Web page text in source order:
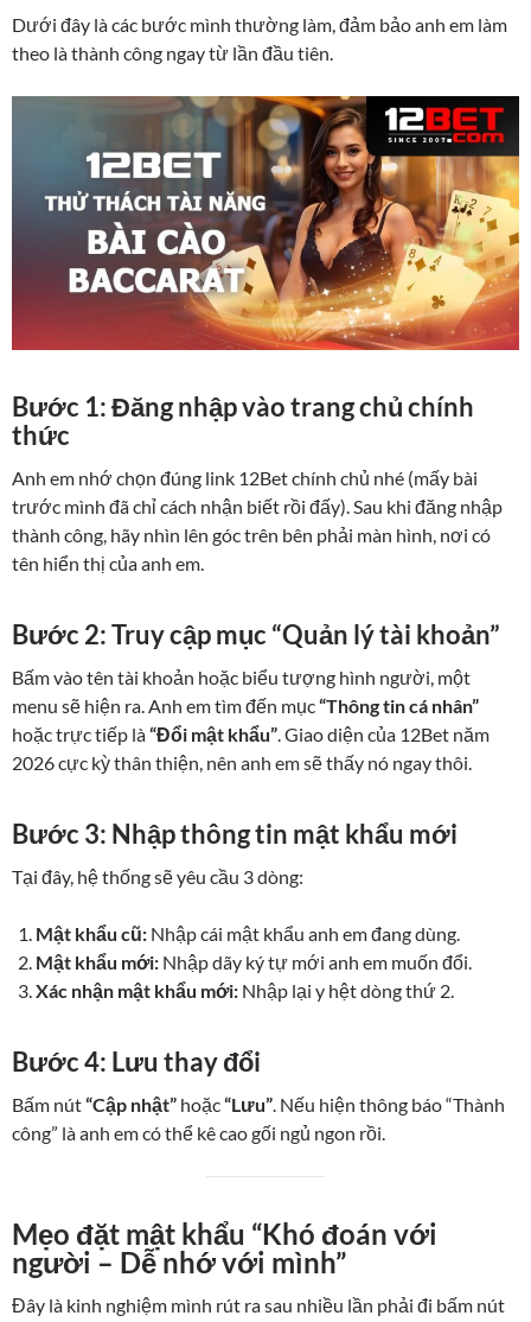
Dưới đây là các bước mình thường làm, đảm bảo anh em làm
theo là thành công ngay từ lần đầu tiên.
Bước 1: Đăng nhập vào trang chủ chính
thức
Anh em nhớ chọn đúng link 12Bet chính chủ nhé (mấy bài
trước mình đã chỉ cách nhận biết rồi đấy). Sau khi đăng nhập
thành công, hãy nhìn lên góc trên bên phải màn hình, nơi có
tên hiển thị của anh em.
Bước 2: Truy cập mục “Quản lý tài khoản”
Bấm vào tên tài khoản hoặc biểu tượng hình người, một
menu sẽ hiện ra. Anh em tìm đến mục“Thông tin cá nhân”
hoặc trực tiếp là“Đổi mật khẩu”. Giao diện của 12Bet năm
2026 cực kỳ thân thiện, nên anh em sẽ thấy nó ngay thôi.
Bước 3: Nhập thông tin mật khẩu mới
Tại đây, hệ thống sẽ yêu cầu 3 dòng:
Mật khẩu cũ: Nhập cái mật khẩu anh em đang dùng.
Mật khẩu mới: Nhập dãy ký tự mới anh em muốn đổi.
Xác nhận mật khẩu mới: Nhập lại y hệt dòng thứ 2.
Bước 4: Lưu thay đổi
Bấm nút“Cập nhật” hoặc“Lưu”. Nếu hiện thông báo “Thành
công” là anh em có thể kê cao gối ngủ ngon rồi.
Mẹo đặt mật khẩu “Khó đoán với
người – Dễ nhớ với mình”
Đây là kinh nghiệm mình rút ra sau nhiều lần phải đi bấm nút